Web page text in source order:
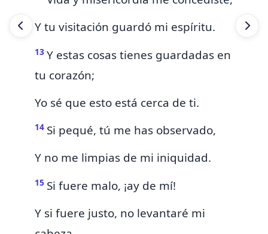
Y tu visitación guardó mi espíritu.
13 Y estas cosas tienes guardadas en
tu corazón;
Yo sé que esto está cerca de ti.
14 Si pequé, tú me has observado,
Y no me limpias de mi iniquidad.
15 Si fuere malo, ¡ay de mí!
Y si fuere justo, no levantaré mi